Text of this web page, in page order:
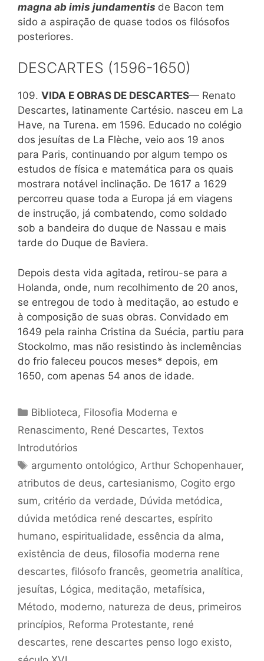
magna ab imis jundamentis de Bacon tem
sido a aspiração de quase todos os filósofos
posteriores.
DESCARTES (1596-1650)
109. VIDA Ε OBRAS DE DESCARTES— Renato
Descartes, latinamente Cartésio. nasceu em La
Have, na Turena. em 1596. Educado no colégio
dos jesuítas de La Flèche, veio aos 19 anos
para Paris, continuando por algum tempo os
estudos de física e matemática para os quais
mostrara notável inclinação. De 1617 a 1629
percorreu quase toda a Europa já em viagens
de instrução, já combatendo, como soldado
sob a bandeira do duque de Nassau e mais
tarde do Duque de Baviera.
Depois desta vida agitada, retirou-se para a
Holanda, onde, num recolhimento de 20 anos,
se entregou de todo à meditação, ao estudo e
à composição de suas obras. Convidado em
1649 pela rainha Cristina da Suécia, partiu para
Stockolmo, mas não resistindo às inclemências
do frio faleceu poucos meses* depois, em
1650, com apenas 54 anos de idade.
Categorias
Biblioteca, Filosofia Moderna e
Renascimento, René Descartes, Textos
Introdutórios
Tags
argumento ontológico, Arthur Schopenhauer,
atributos de deus, cartesianismo, Cogito ergo
sum, critério da verdade, Dúvida metódica,
dúvida metódica rené descartes, espírito
humano, espiritualidade, essência da alma,
existência de deus, filosofia moderna rene
descartes, filósofo francês, geometria analítica,
jesuítas, Lógica, meditação, metafísica,
Método, moderno, natureza de deus, primeiros
princípios, Reforma Protestante, rené
descartes, rene descartes penso logo existo,